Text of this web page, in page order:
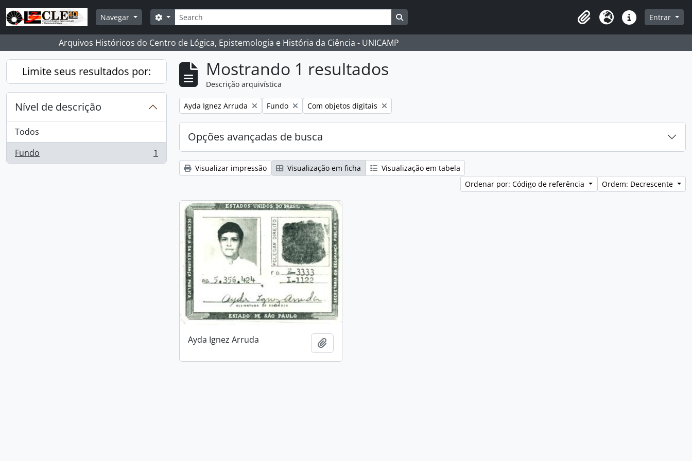
Skip to main content
Navegar
Buscar
Opções de busca
Clipboard
Idioma Atalhos Entrar
Arquivos Históricos do Centro de Lógica, Epistemologia e História da Ciência - UNICAMP
Limite seus resultados por:
Nível de descrição
Todos
Fundo
, 1 resultados 1
Mostrando 1 resultados
Descrição arquivística
Remover filtro:
Ayda Ignez Arruda Remover filtro:
Fundo Remover filtro:
Com objetos digitais
Opções avançadas de busca
Visualizar impressão Visualização em ficha
Visualização em tabela
Ordenar por: Código de referência
Ordem: Decrescente
Ayda Ignez Arruda